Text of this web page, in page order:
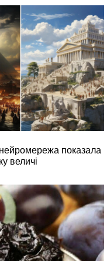
показала
величі